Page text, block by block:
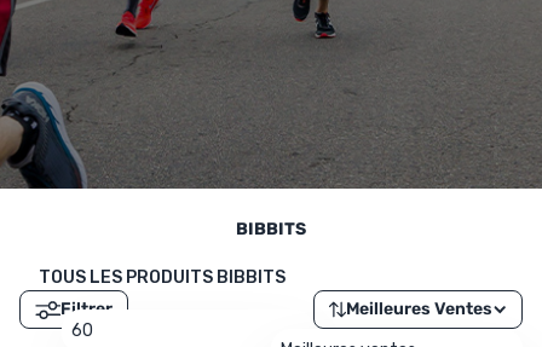
CARTE CADEAU
MES FAVORIS
LE BLOG DES TONTONS
BIBBITS
TOUS LES PRODUITS BIBBITS
Filtrer
60
Meilleures Ventes